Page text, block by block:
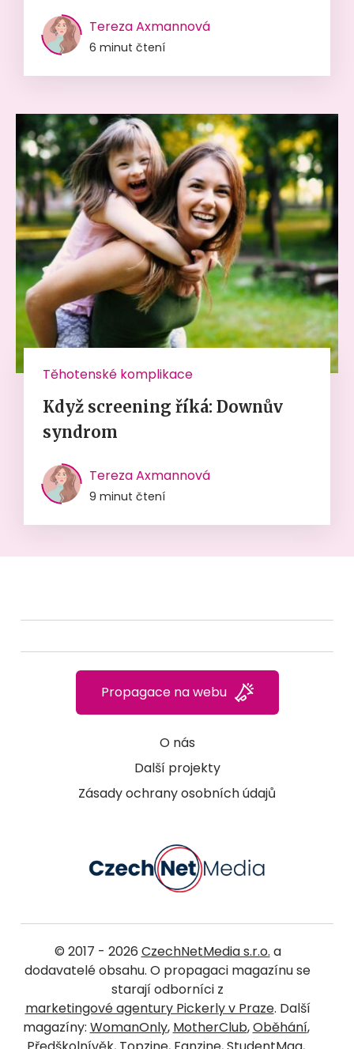
Tereza Axmannová
6 minut čtení
Těhotenské komplikace
Když screening říká: Downův
syndrom
Tereza Axmannová
9 minut čtení
O nás
Další projekty
Zásady ochrany osobních údajů
Propagace na webu
© 2017 - 2026 CzechNetMedia s.r.o. a
dodavatelé obsahu. O propagaci magazínu se
starají odborníci z
marketingové agentury Pickerly v Praze. Další
magazíny: WomanOnly, MotherClub,Oběhání,